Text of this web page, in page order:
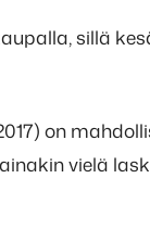
sillä
on
vielä